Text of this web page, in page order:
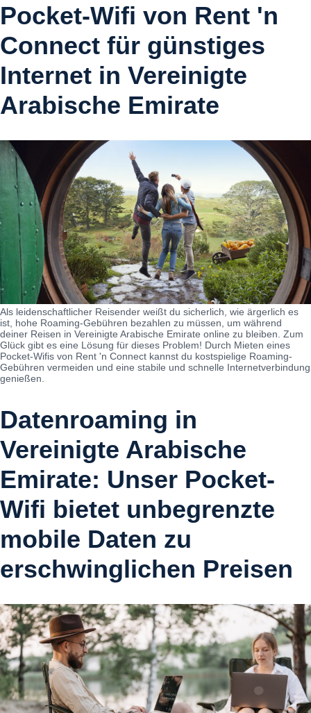
Pocket-Wifi von Rent 'n
Connect für günstiges
Internet in Vereinigte
Arabische Emirate
Als leidenschaftlicher Reisender weißt du sicherlich, wie ärgerlich es
ist, hohe Roaming-Gebühren bezahlen zu müssen, um während
deiner Reisen in Vereinigte Arabische Emirate online zu bleiben. Zum
Glück gibt es eine Lösung für dieses Problem! Durch Mieten eines
Pocket-Wifis von Rent 'n Connect kannst du kostspielige Roaming-
Gebühren vermeiden und eine stabile und schnelle Internetverbindung
genießen.
Datenroaming in
Vereinigte Arabische
Emirate: Unser Pocket-
Wifi bietet unbegrenzte
mobile Daten zu
erschwinglichen Preisen